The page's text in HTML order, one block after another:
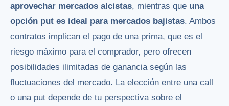
aprovechar mercados alcistas, mientras que una
opción put es ideal para mercados bajistas. Ambos
contratos implican el pago de una prima, que es el
riesgo máximo para el comprador, pero ofrecen
posibilidades ilimitadas de ganancia según las
fluctuaciones del mercado. La elección entre una call
o una put depende de tu perspectiva sobre el